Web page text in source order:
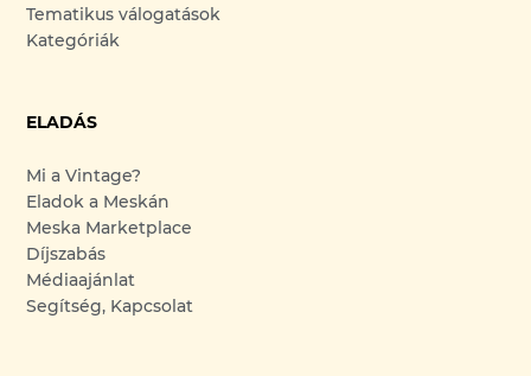
Tematikus válogatások
Kategóriák
ELADÁS
Mi a Vintage?
Eladok a Meskán
Meska Marketplace
Díjszabás
Médiaajánlat
Segítség, Kapcsolat